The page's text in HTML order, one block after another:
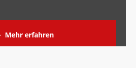
Mehr erfahren